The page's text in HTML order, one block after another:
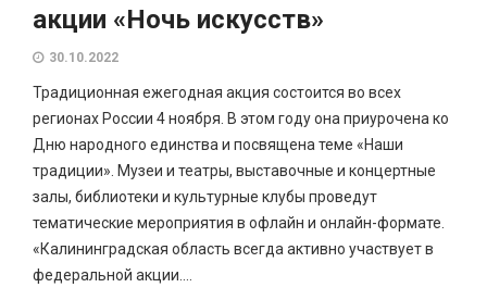
акции «Ночь искусств»
30.10.2022
Традиционная ежегодная акция состоится во всех
регионах России 4 ноября. В этом году она приурочена ко
Дню народного единства и посвящена теме «Наши
традиции». Музеи и театры, выставочные и концертные
залы, библиотеки и культурные клубы проведут
тематические мероприятия в офлайн и онлайн-формате.
«Калининградская область всегда активно участвует в
федеральной акции....